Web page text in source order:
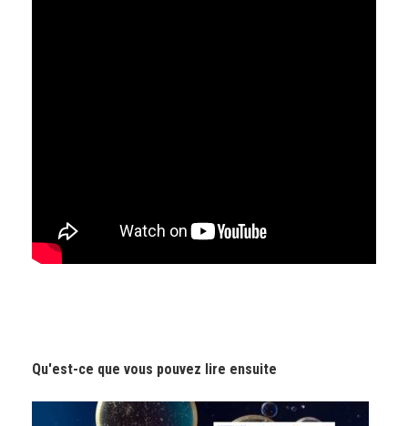
Qu'est-ce que vous pouvez lire ensuite